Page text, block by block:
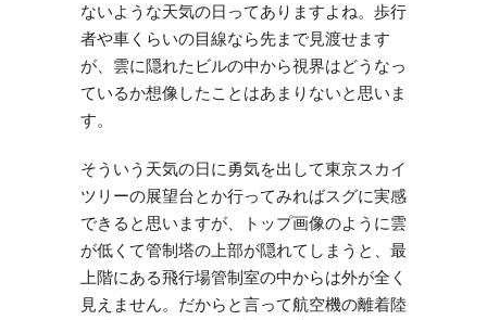
ないような天気の日ってありますよね。歩行
者や車くらいの目線なら先まで見渡せます
が、雲に隠れたビルの中から視界はどうなっ
ているか想像したことはあまりないと思いま
す。
そういう天気の日に勇気を出して東京スカイ
ツリーの展望台とか行ってみればスグに実感
できると思いますが、トップ画像のように雲
が低くて管制塔の上部が隠れてしまうと、最
上階にある飛行場管制室の中からは外が全く
見えません。だからと言って航空機の離着陸